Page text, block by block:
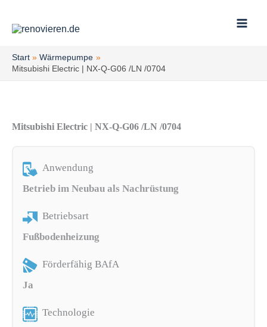
springen
Start
Wärmepumpe
Mitsubishi Electric | NX-Q-G06 /LN /0704
Mitsubishi Electric | NX-Q-G06 /LN /0704
Anwendung
Betrieb im Neubau als Nachrüstung
Betriebsart
Fußbodenheizung
Förderfähig BAfA
Ja
Technologie